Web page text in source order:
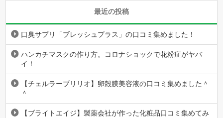
最近の投稿
口臭サプリ「ブレッシュプラス」の口コミ集めました！
ハンカチマスクの作り方。コロナショックで花粉症がヤバ
イ！
【チェルラーブリリオ】卵殻膜美容液の口コミ集めました＾
＾
【ブライトエイジ】製薬会社が作った化粧品口コミ集めてみ